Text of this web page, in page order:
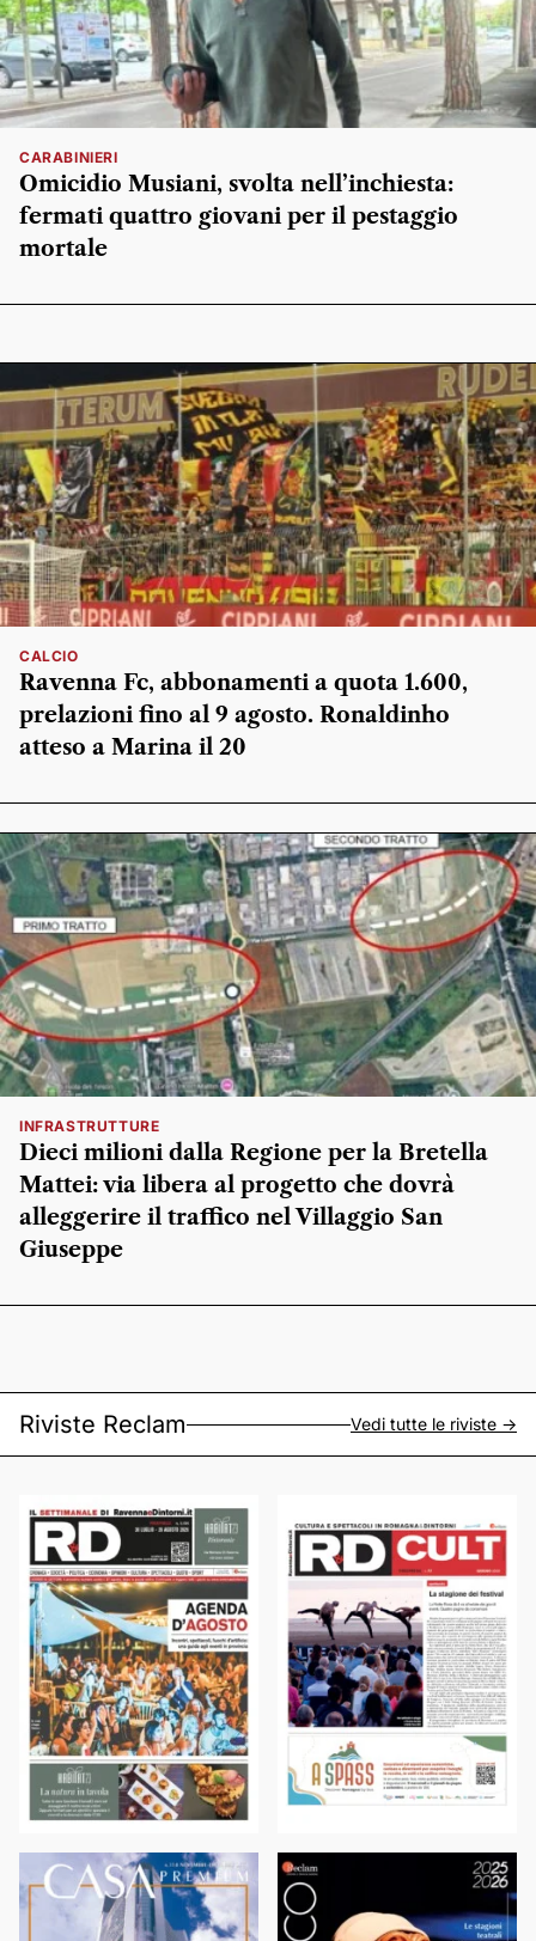
CARABINIERI
Omicidio Musiani, svolta nell’inchiesta:
fermati quattro giovani per il pestaggio
mortale
CALCIO
Ravenna Fc, abbonamenti a quota 1.600,
prelazioni fino al 9 agosto. Ronaldinho
atteso a Marina il 20
INFRASTRUTTURE
Dieci milioni dalla Regione per la Bretella
Mattei: via libera al progetto che dovrà
alleggerire il traffico nel Villaggio San
Giuseppe
Riviste Reclam Vedi tutte le riviste ->